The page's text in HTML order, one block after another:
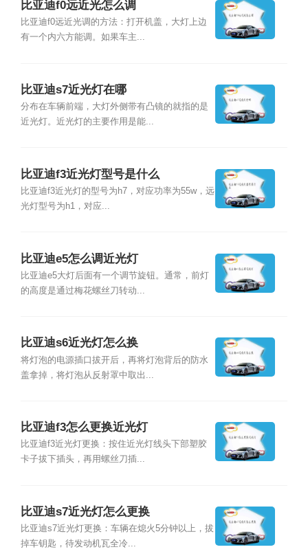
比亚迪f0远近光怎么调
比亚迪f0远近光调的方法：打开机盖，大灯上边
有一个内六方能调。如果车主...
比亚迪s7近光灯在哪
分布在车辆前端，大灯外侧带有凸镜的就指的是
近光灯。近光灯的主要作用是能...
比亚迪f3近光灯型号是什么
比亚迪f3近光灯的型号为h7，对应功率为55w，远
光灯型号为h1，对应...
比亚迪e5怎么调近光灯
比亚迪e5大灯后面有一个调节旋钮。通常，前灯
的高度是通过梅花螺丝刀转动...
比亚迪s6近光灯怎么换
将灯泡的电源插口拔开后，再将灯泡背后的防水
盖拿掉，将灯泡从反射罩中取出...
比亚迪f3怎么更换近光灯
比亚迪f3近光灯更换：按住近光灯线头下部塑胶
卡子拔下插头，再用螺丝刀插...
比亚迪s7近光灯怎么更换
比亚迪s7近光灯更换：车辆在熄火5分钟以上，拔
掉车钥匙，待发动机瓦全冷...